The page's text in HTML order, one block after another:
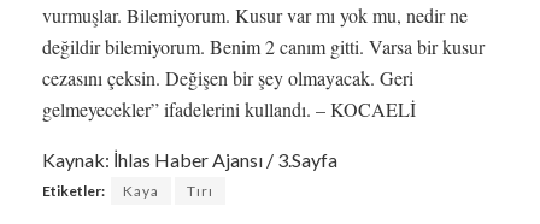
vurmuşlar. Bilemiyorum. Kusur var mı yok mu, nedir ne
değildir bilemiyorum. Benim 2 canım gitti. Varsa bir kusur
cezasını çeksin. Değişen bir şey olmayacak. Geri
gelmeyecekler” ifadelerini kullandı. – KOCAELİ
Kaynak: İhlas Haber Ajansı / 3.Sayfa
Etiketler: Kaya Tırı